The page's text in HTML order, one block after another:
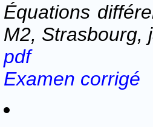
Équations
M2, Strasbourg,
pdf
Examen corrigé